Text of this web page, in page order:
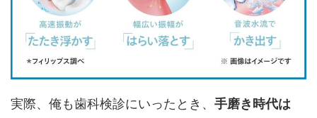
実際、俺も歯科検診にいったとき、 手磨き時代は